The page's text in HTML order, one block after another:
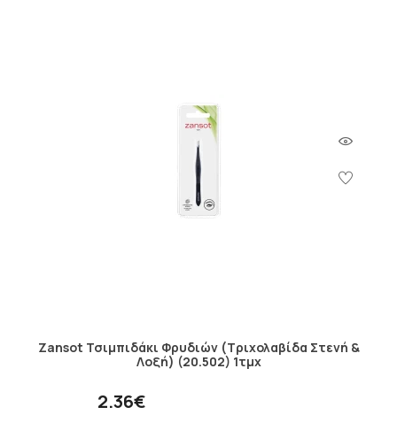
Zansot Τσιμπιδάκι Φρυδιών (Τριχολαβίδα Στενή &
Λοξή) (20.502) 1τμχ
2.36€